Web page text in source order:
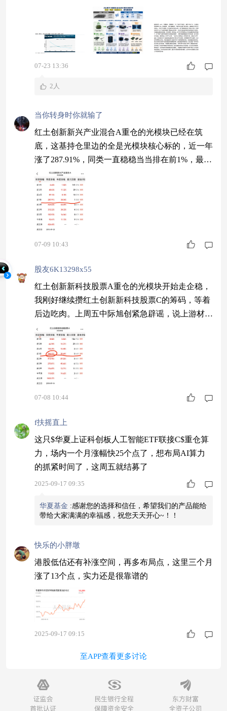
以紫光股份、浪潮信息为代表的云计算板块逆市活
跃，相比热门科技ETF7月以来动辄20%+的回撤，
云计算ETF竟意外抗跌，甚至取得了小幅上涨。
有资金借基布局，同类费率最低的云计算ETF华夏
（516630）已经连续3个交易日获得资金净流入。
07-23 13:36
2人
当你转身时你就输了
红土创新新兴产业混合A重仓的光模块已经在筑
底，这基持仓里边的全是光模块核心标的，近一年
涨了287.91%，同类一直稳稳当当排在前1%，最近
华尔街机构量子策略刚喊话撤出美股七巨头，押注
咱们的AI！外资都在往咱们AI流，光模块作为算
力血管自然也能得到资金支持，这波想抄底试试行
情的，可以看看红土创新新兴产业混合C，免申购
费，定投上下车都没啥成本$红土创新新兴产业混
合A$
07-09 10:43
股友6K13298x55
红土创新新科技股票A重仓的光模块开始走企稳，
我刚好继续攒红土创新新科技股票C的筹码，等着
后边吃肉。上周五中际旭创紧急辟谣，说上游材料
被封锁是假消息，市场终于反应过来开始修复。这
基重仓的光模块链，是AI硬件里业绩最确定的方
向。2025年CPO光引擎交付量已经超170万只，市
场规模还在爆发。短期英伟达延期是节奏问题，不
是方向问题，我选择越跌越买。$红土创新新科技
股票A$
07-08 10:44
f扶摇直上
这只$华夏上证科创板人工智能ETF联接C$重仓算
力，场内一个月涨幅快25个点了，想布局AI算力
的抓紧时间了，这周五就结募了
2025-09-17 09:35
华夏基金 :感谢您的选择和信任，希望我们的产品能给
带给大家满满的幸福感，祝您天天开心~！！
快乐的小胖墩
港股低估还有补涨空间，再多布局点，这里三个月
涨了13个点，实力还是很靠谱的
2025-09-17 09:15
至APP查看更多讨论